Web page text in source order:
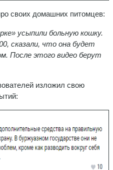
своих домашних питомцев:
усыпили больную кошку.
сказали, что она будет
После этого видео берут
изложил свою